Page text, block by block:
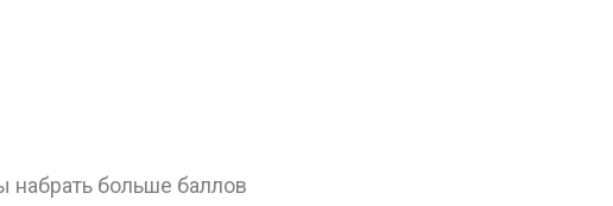
набрать больше баллов